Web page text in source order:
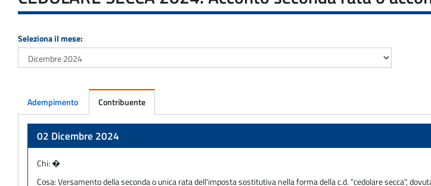
Seleziona il mese:
Adempimento Contribuente
02 Dicembre 2024
Chi:�
Cosa:Versamento della seconda o unica rata dell'imposta sostitutiva nella forma della c.d. "cedolare secca",